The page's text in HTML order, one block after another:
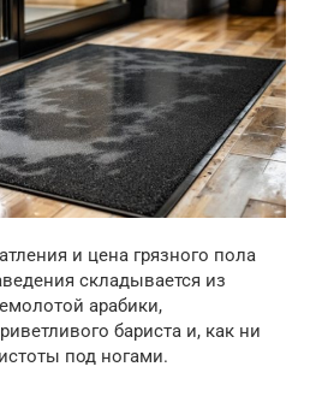
и цена грязного пола
складывается из
арабики,
бариста и, как ни
под ногами.